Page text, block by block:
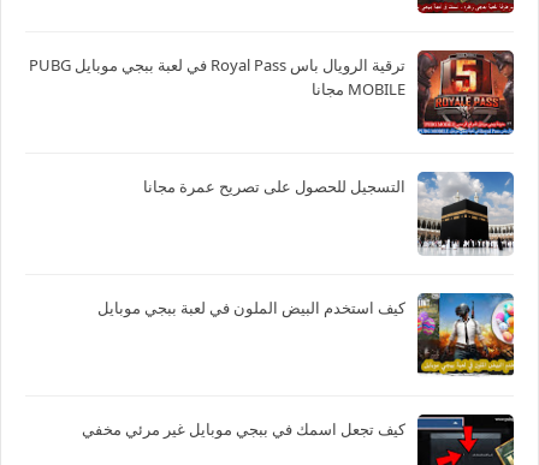
ترقية الرويال باس Royal Pass في لعبة ببجي موبايل PUBG
MOBILE مجانا
التسجيل للحصول على تصريح عمرة مجانا
كيف استخدم البيض الملون في لعبة ببجي موبايل
كيف تجعل اسمك في ببجي موبايل غير مرئي مخفي